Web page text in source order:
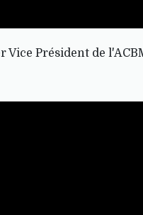
Président de